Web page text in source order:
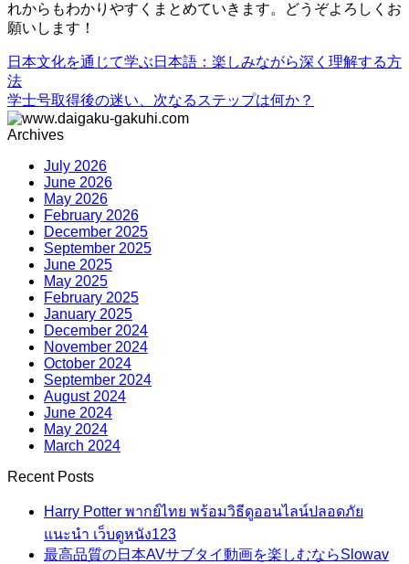
れからもわかりやすくまとめていきます。どうぞよろしくお
願いします！
日本文化を通じて学ぶ日本語：楽しみながら深く理解する方
法
学士号取得後の迷い、次なるステップは何か？
Archives
July 2026
June 2026
May 2026
February 2026
December 2025
September 2025
June 2025
May 2025
February 2025
January 2025
December 2024
November 2024
October 2024
September 2024
August 2024
June 2024
May 2024
March 2024
Recent Posts
Harry Potter พากย์ไทย พร้อมวิธีดูออนไลน์ปลอดภัย
แนะนำ เว็บดูหนัง123
最高品質の日本AVサブタイ動画を楽しむならSlowav